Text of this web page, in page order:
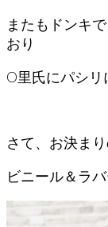
またもドンキ
おり
O里氏にパシリ
さて、お決ま
ビニール＆ラ